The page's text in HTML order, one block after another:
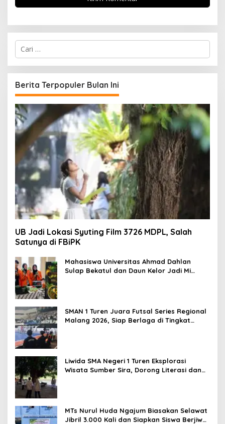
C
i
u
n
t
u
k
:
Berita Terpopuler Bulan Ini
UB Jadi Lokasi Syuting Film 3726 MDPL, Salah
Satunya di FBiPK
Mahasiswa Universitas Ahmad Dahlan
Sulap Bekatul dan Daun Kelor Jadi Mi
SMAN 1 Turen Juara Futsal Series Regional
Malang 2026, Siap Berlaga di Tingkat
Liwida SMA Negeri 1 Turen Eksplorasi
Wisata Sumber Sira, Dorong Literasi dan
MTs Nurul Huda Ngajum Biasakan Selawat
Jibril 3.000 Kali dan Siapkan Siswa Berjiwa